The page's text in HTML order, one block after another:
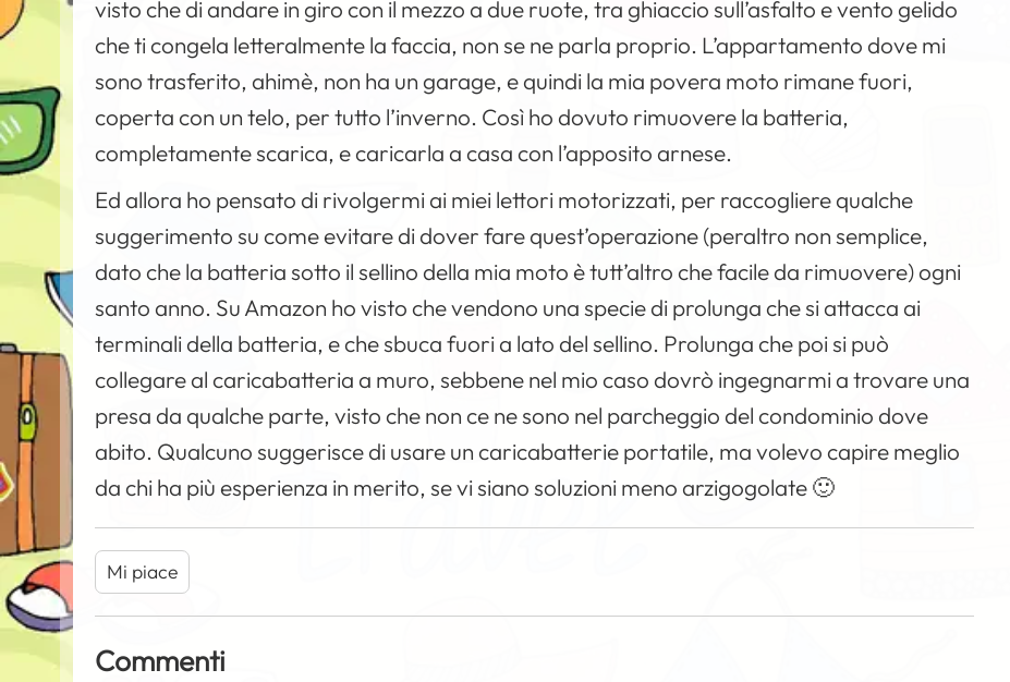
visto che di andare in giro con il mezzo a due ruote, tra ghiaccio sull’asfalto e vento gelido
che ti congela letteralmente la faccia, non se ne parla proprio. L’appartamento dove mi
sono trasferito, ahimè, non ha un garage, e quindi la mia povera moto rimane fuori,
coperta con un telo, per tutto l’inverno. Così ho dovuto rimuovere la batteria,
completamente scarica, e caricarla a casa con l’apposito arnese.
Ed allora ho pensato di rivolgermi ai miei lettori motorizzati, per raccogliere qualche
suggerimento su come evitare di dover fare quest’operazione (peraltro non semplice,
dato che la batteria sotto il sellino della mia moto è tutt’altro che facile da rimuovere) ogni
santo anno. Su Amazon ho visto che vendono una specie di prolunga che si attacca ai
terminali della batteria, e che sbuca fuori a lato del sellino. Prolunga che poi si può
collegare al caricabatteria a muro, sebbene nel mio caso dovrò ingegnarmi a trovare una
presa da qualche parte, visto che non ce ne sono nel parcheggio del condominio dove
abito. Qualcuno suggerisce di usare un caricabatterie portatile, ma volevo capire meglio
da chi ha più esperienza in merito, se vi siano soluzioni meno arzigogolate 🙂
Mi piace
Commenti